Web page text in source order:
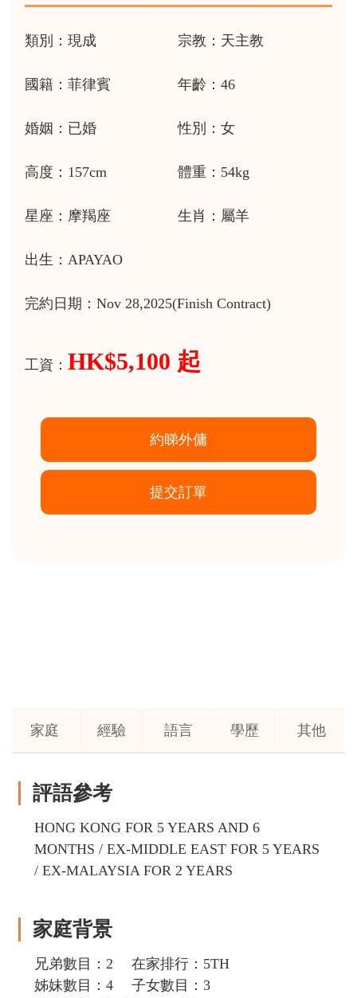
類別：現成 宗教：天主教
國籍：菲律賓 年齡：46
婚姻：已婚 性別：女
高度：157cm 體重：54kg
星座：摩羯座 生肖：屬羊
出生：APAYAO
完約日期：Nov 28,2025(Finish Contract)
工資： HK$5,100 起
約睇外傭
提交訂單
家庭 經驗 語言 學歷 其他
評語參考
HONG KONG FOR 5 YEARS AND 6
MONTHS / EX-MIDDLE EAST FOR 5 YEARS
/ EX-MALAYSIA FOR 2 YEARS
家庭背景
兄弟數目：2
在家排行：5TH
姊妹數目：4
子女數目：3